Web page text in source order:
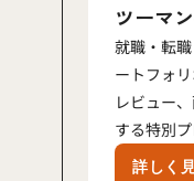
ツーマ
就職・転
ートフォ
レビュー
する特別プ
詳しく